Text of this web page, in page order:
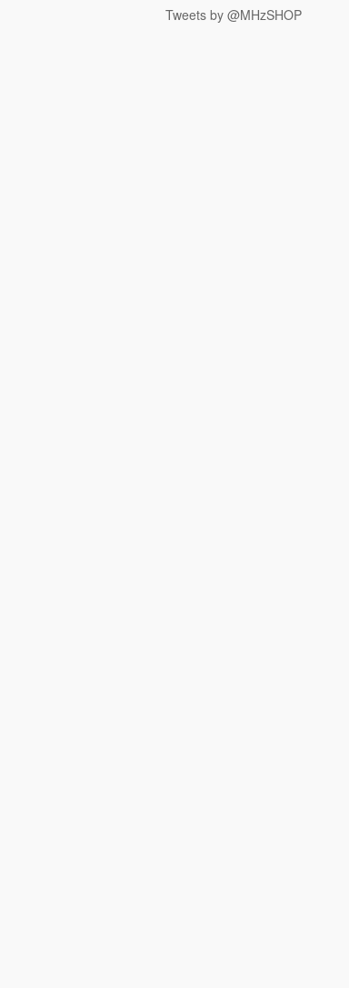
Tweets by @MHzSHOP